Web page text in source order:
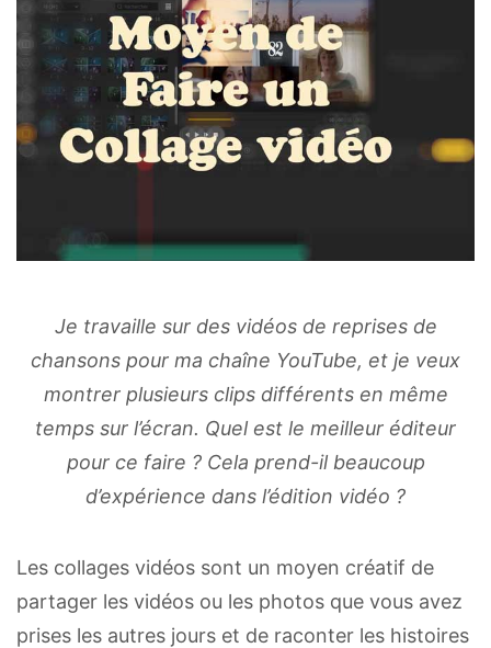
Je travaille sur des vidéos de reprises de
chansons pour ma chaîne YouTube, et je veux
montrer plusieurs clips différents en même
temps sur l’écran. Quel est le meilleur éditeur
pour ce faire ? Cela prend-il beaucoup
d’expérience dans l’édition vidéo ?
Les collages vidéos sont un moyen créatif de
partager les vidéos ou les photos que vous avez
prises les autres jours et de raconter les histoires